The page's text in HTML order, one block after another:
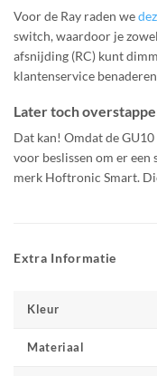
Voor de Ray raden we
switch, waardoor je
afsnijding (RC) kunt
klantenservice
Later toch
Dat kan! Omdat de
voor beslissen om er
merk Hoftronic Smart.
Extra Informatie
Kleur
Materiaal